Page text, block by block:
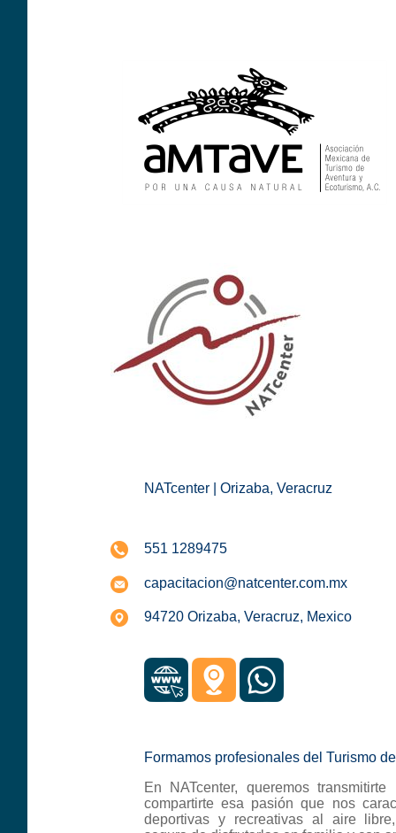
NATcenter | Orizaba, Veracruz
551 1289475
capacitacion@natcenter.com.mx
94720 Orizaba, Veracruz, Mexico
Formamos profesionales del Turismo
En NATcenter, queremos
compartirte esa pasión que nos
deportivas y recreativas al aire